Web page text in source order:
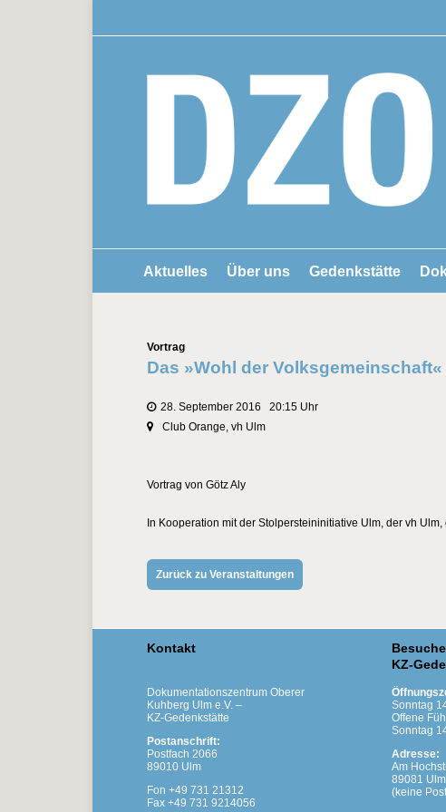
Aktuelles Über uns Gedenkstätte
Kategorien
Vortrag
Das »Wohl der
28. September 2016 20:15 Uhr
Club Orange, vh Ulm
Vortrag von Götz Aly
In Kooperation mit der Stolpersteininitiative Ulm, der vh
Zurück zu Veranstaltungen
Kontakt
Dokumentationszentrum Oberer
Kuhberg Ulm e.V. –
KZ-Gedenkstätte
Postanschrift:
Postfach 2066
89010 Ulm
Fon +49 731 21312
Fax +49 731 9214056
KZ-
Sonntag
Offene
Sonntag
Adresse:
Am
89081 Ulm
(keine